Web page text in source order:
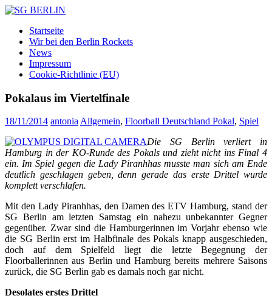
Zum
springen
BERLIN
DAMEN
FLOORBALL
TEAM
Startseite
Wir bei den Berlin Rockets
News
Impressum
Cookie-Richtlinie (EU)
Pokalaus im Viertelfinale
18/11/2014 antoniaAllgemein, Floorball Deutschland Pokal, Spiel
Die SG Berlin verliert in
Hamburg in der KO-Runde des Pokals und zieht nicht ins Final 4
ein. Im Spiel gegen die Lady Piranhhas musste man sich am Ende
deutlich geschlagen geben, denn gerade das erste Drittel wurde
komplett verschlafen.
Mit den Lady Piranhhas, den Damen des ETV Hamburg, stand der
SG Berlin am letzten Samstag ein nahezu unbekannter Gegner
gegenüber. Zwar sind die Hamburgerinnen im Vorjahr ebenso wie
die SG Berlin erst im Halbfinale des Pokals knapp ausgeschieden,
doch auf dem Spielfeld liegt die letzte Begegnung der
Floorballerinnen aus Berlin und Hamburg bereits mehrere Saisons
zurück, die SG Berlin gab es damals noch gar nicht.
Desolates erstes Drittel